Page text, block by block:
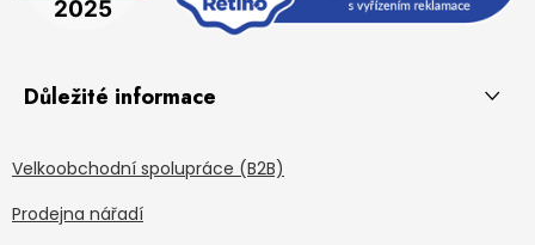
Důležité informace
Velkoobchodní spolupráce (B2B)
Prodejna nářadí